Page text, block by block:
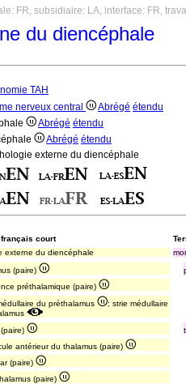
FR, subsidiaire: LA, interface: FR,
du diencéphale
TAH
nerveux central Abrégé étendu
Abrégé étendu
Abrégé étendu
externe du diencéphale
court
externe du diencéphale
(paire)
préthalamique (paire)
du préthalamus
; strie médullaire
antérieur du thalamus (paire)
(paire)
(paire)